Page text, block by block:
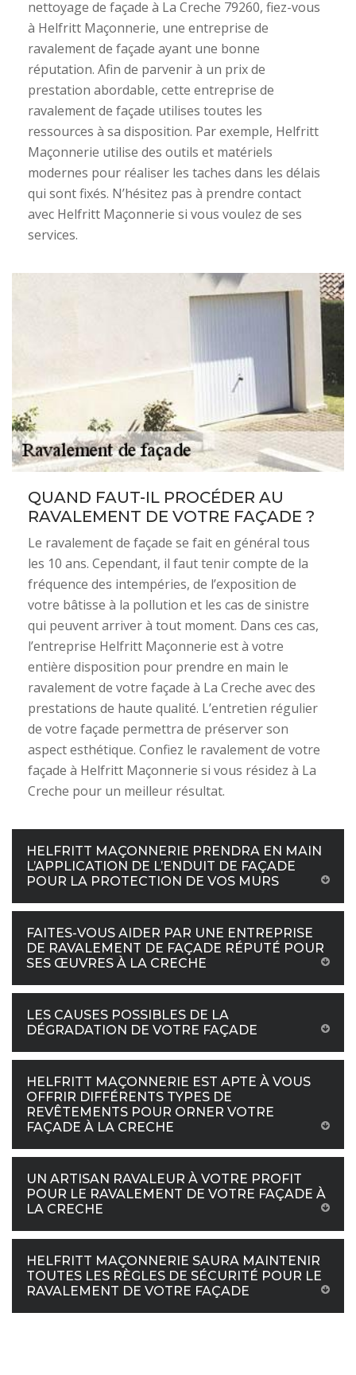
nettoyage de façade à La Creche 79260, fiez-vous
à Helfritt Maçonnerie, une entreprise de
ravalement de façade ayant une bonne
réputation. Afin de parvenir à un prix de
prestation abordable, cette entreprise de
ravalement de façade utilises toutes les
ressources à sa disposition. Par exemple, Helfritt
Maçonnerie utilise des outils et matériels
modernes pour réaliser les taches dans les délais
qui sont fixés. N’hésitez pas à prendre contact
avec Helfritt Maçonnerie si vous voulez de ses
services.
QUAND FAUT-IL PROCÉDER AU
RAVALEMENT DE VOTRE FAÇADE ?
Le ravalement de façade se fait en général tous
les 10 ans. Cependant, il faut tenir compte de la
fréquence des intempéries, de l’exposition de
votre bâtisse à la pollution et les cas de sinistre
qui peuvent arriver à tout moment. Dans ces cas,
l’entreprise Helfritt Maçonnerie est à votre
entière disposition pour prendre en main le
ravalement de votre façade à La Creche avec des
prestations de haute qualité. L’entretien régulier
de votre façade permettra de préserver son
aspect esthétique. Confiez le ravalement de votre
façade à Helfritt Maçonnerie si vous résidez à La
Creche pour un meilleur résultat.
HELFRITT MAÇONNERIE PRENDRA EN MAIN
L’APPLICATION DE L’ENDUIT DE FAÇADE
POUR LA PROTECTION DE VOS MURS
FAITES-VOUS AIDER PAR UNE ENTREPRISE
DE RAVALEMENT DE FAÇADE RÉPUTÉ POUR
SES ŒUVRES À LA CRECHE
LES CAUSES POSSIBLES DE LA
DÉGRADATION DE VOTRE FAÇADE
HELFRITT MAÇONNERIE EST APTE À VOUS
OFFRIR DIFFÉRENTS TYPES DE
REVÊTEMENTS POUR ORNER VOTRE
FAÇADE À LA CRECHE
UN ARTISAN RAVALEUR À VOTRE PROFIT
POUR LE RAVALEMENT DE VOTRE FAÇADE À
LA CRECHE
HELFRITT MAÇONNERIE SAURA MAINTENIR
TOUTES LES RÈGLES DE SÉCURITÉ POUR LE
RAVALEMENT DE VOTRE FAÇADE